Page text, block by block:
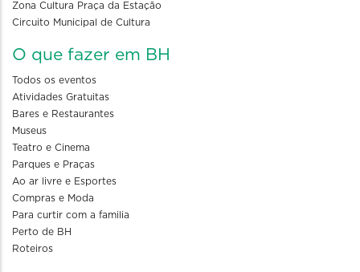
Zona Cultura Praça da Estação
Circuito Municipal de Cultura
O que fazer em BH
Todos os eventos
Atividades Gratuitas
Bares e Restaurantes
Museus
Teatro e Cinema
Parques e Praças
Ao ar livre e Esportes
Compras e Moda
Para curtir com a familia
Perto de BH
Roteiros